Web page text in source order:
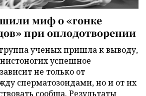
миф о «гонке
при оплодотворении
ученых пришла к выводу,
успешное
не только от
сперматозоидами, но и от их
сообща. Результаты